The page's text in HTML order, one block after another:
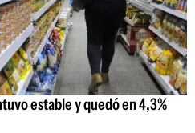
estable y quedó en 4,3%